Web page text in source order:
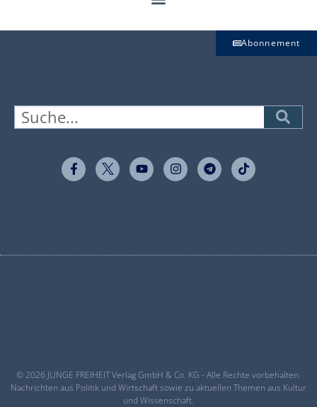
Abonnement
© 2026 JUNGE FREIHEIT Verlag GmbH & Co. KG - Alle Rechte vorbehalten.
Nachrichten aus Politik und Wirtschaft sowie zu aktuellen Themen aus Kultur
und Wissenschaft.